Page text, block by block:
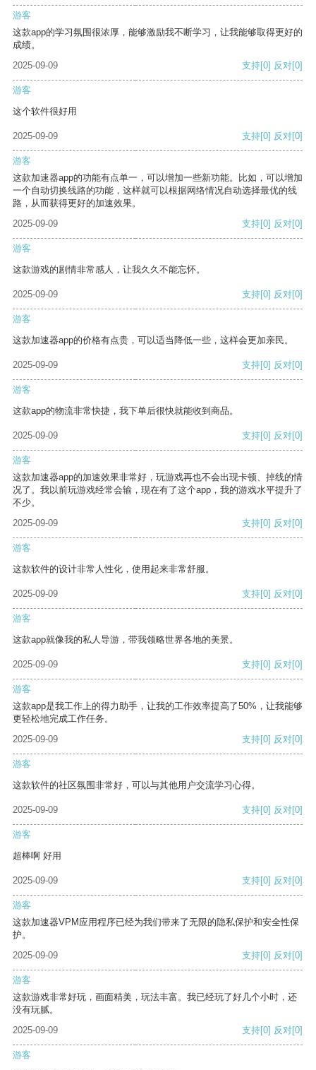
游客
这款app的学习氛围很浓厚，能够激励我不断学习，让我能够取得更好的
成绩。
2025-09-09
支持[0] 反对[0]
游客
这个软件很好用
2025-09-09 支持[0] 反对[0]
游客
这款加速器app的功能有点单一，可以增加一些新功能。比如，可以增加
一个自动切换线路的功能，这样就可以根据网络情况自动选择最优的线
路，从而获得更好的加速效果。
2025-09-09
支持[0] 反对[0]
游客
这款游戏的剧情非常感人，让我久久不能忘怀。
2025-09-09 支持[0] 反对[0]
游客
这款加速器app的价格有点贵，可以适当降低一些，这样会更加亲民。
2025-09-09 支持[0] 反对[0]
游客
这款app的物流非常快捷，我下单后很快就能收到商品。
2025-09-09 支持[0] 反对[0]
游客
这款加速器app的加速效果非常好，玩游戏再也不会出现卡顿、掉线的情
况了。我以前玩游戏经常会输，现在有了这个app，我的游戏水平提升了
不少。
2025-09-09
支持[0] 反对[0]
游客
这款软件的设计非常人性化，使用起来非常舒服。
2025-09-09 支持[0] 反对[0]
游客
这款app就像我的私人导游，带我领略世界各地的美景。
2025-09-09 支持[0] 反对[0]
游客
这款app是我工作上的得力助手，让我的工作效率提高了50%，让我能够
更轻松地完成工作任务。
2025-09-09
支持[0] 反对[0]
游客
这款软件的社区氛围非常好，可以与其他用户交流学习心得。
2025-09-09 支持[0] 反对[0]
游客
超棒啊 好用
2025-09-09 支持[0] 反对[0]
游客
这款加速器VPM应用程序已经为我们带来了无限的隐私保护和安全性保
护。
2025-09-09
支持[0] 反对[0]
游客
这款游戏非常好玩，画面精美，玩法丰富。我已经玩了好几个小时，还
没有玩腻。
2025-09-09
支持[0] 反对[0]
游客